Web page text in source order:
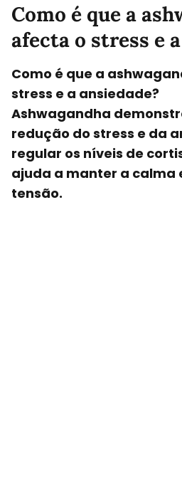
Como é que a
afecta o stress e
Como é que a
stress e a ansiedade?
Ashwagandha
redução do stress e da
regular os níveis de
ajuda a manter a calma
tensão.